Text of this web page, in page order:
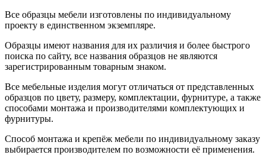
Все образцы мебели изготовлены по индивидуальному
проекту в единственном экземпляре.
Образцы имеют названия для их различия и более быстрого
поиска по сайту, все названия образцов не являются
зарегистрированным товарным знаком.
Все мебельные изделия могут отличаться от представленных
образцов по цвету, размеру, комплектации, фурнитуре, а также
способами монтажа и производителями комплектующих и
фурнитуры.
Способ монтажа и крепёж мебели по индивидуальному заказу
выбирается производителем по возможности её применения.